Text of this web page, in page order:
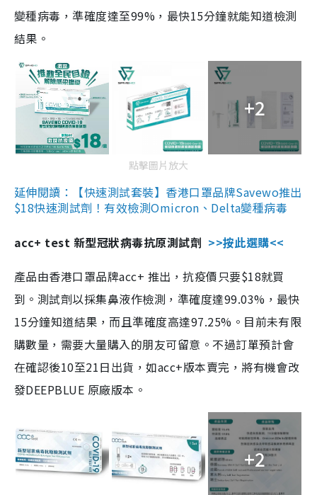
變種病毒，準確度達至99%，最快15分鐘就能知道檢測
結果。
+2
點擊圖片放大
延伸閱讀：【快速測試套裝】香港口罩品牌Savewo推出
$18快速測試劑！有效檢測Omicron、Delta變種病毒
acc+ test 新型冠狀病毒抗原測試劑 >>按此選購<<
產品由香港口罩品牌acc+ 推出，抗疫價只要$18就買
到。測試劑以採集鼻液作檢測，準確度達99.03%，最快
15分鐘知道結果，而且準確度高達97.25%。目前未有限
購數量，需要大量購入的朋友可留意。不過訂單預計會
在確認後10至21日出貨，如acc+版本賣完，將有機會改
發DEEPBLUE 原廠版本。
+2